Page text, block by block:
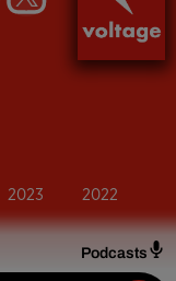
Podcasts
2023 2022